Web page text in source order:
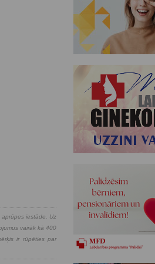
aprūpes iestāde. Uz
vairāk kā 400
ir rūpēties par